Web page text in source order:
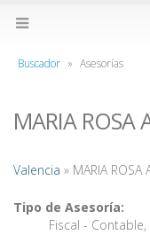
Buscador » Asesorías
MARIA ROSA
Valencia » MARIA ROSA
Tipo de Asesoría:
Fiscal - Contable,